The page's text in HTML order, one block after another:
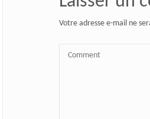
Votre adresse e-mail ne